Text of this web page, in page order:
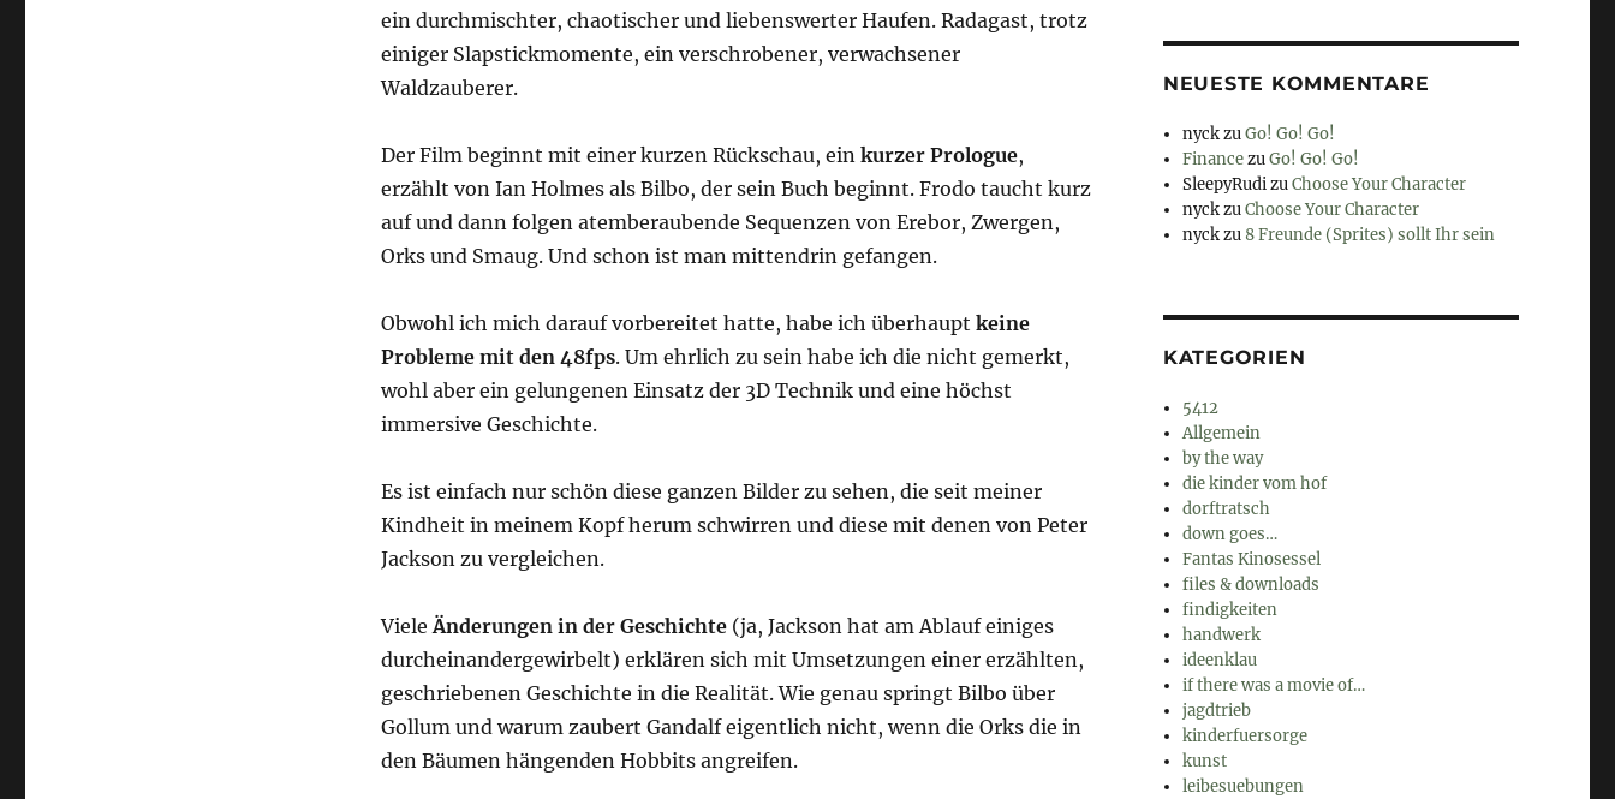
ein durchmischter, chaotischer und liebenswerter Haufen. Radagast, trotz
einiger Slapstickmomente, ein verschrobener, verwachsener
Waldzauberer.
Der Film beginnt mit einer kurzen Rückschau, ein kurzer Prologue,
erzählt von Ian Holmes als Bilbo, der sein Buch beginnt. Frodo taucht kurz
auf und dann folgen atemberaubende Sequenzen von Erebor, Zwergen,
Orks und Smaug. Und schon ist man mittendrin gefangen.
Obwohl ich mich darauf vorbereitet hatte, habe ich überhaupt keine
Probleme mit den 48fps. Um ehrlich zu sein habe ich die nicht gemerkt,
wohl aber ein gelungenen Einsatz der 3D Technik und eine höchst
immersive Geschichte.
Es ist einfach nur schön diese ganzen Bilder zu sehen, die seit meiner
Kindheit in meinem Kopf herum schwirren und diese mit denen von Peter
Jackson zu vergleichen.
Viele Änderungen in der Geschichte(ja, Jackson hat am Ablauf einiges
durcheinandergewirbelt) erklären sich mit Umsetzungen einer erzählten,
geschriebenen Geschichte in die Realität. Wie genau springt Bilbo über
Gollum und warum zaubert Gandalf eigentlich nicht, wenn die Orks die in
den Bäumen hängenden Hobbits angreifen.
NEUESTE KOMMENTARE
nyckzuGo! Go! Go!
FinancezuGo! Go! Go!
SleepyRudizuChoose Your Character
nyckzuChoose Your Character
nyckzu 8 Freunde (Sprites) sollt Ihr sein
KATEGORIEN
5412
Allgemein
by the way
die kinder vom hof
dorftratsch
down goes…
Fantas Kinosessel
files & downloads
findigkeiten
handwerk
ideenklau
if there was a movie of…
jagdtrieb
kinderfuersorge
kunst
leibesuebungen